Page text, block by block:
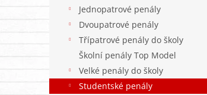
Jednopatrové penály
Dvoupatrové penály
Třípatrové penály do školy
Školní penály Top Model
Velké penály do školy
Studentské penály